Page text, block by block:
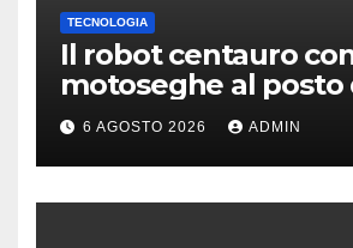
TECNOLOGIA
Il robot centauro
motoseghe al posto
mani è pronto per le
impossibili
6 AGOSTO 2026 ADMIN